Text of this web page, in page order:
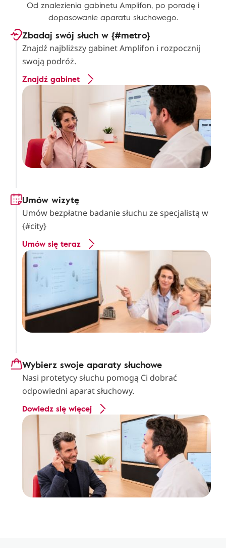
Od znalezienia gabinetu Amplifon, po poradę i
dopasowanie aparatu słuchowego.
Zbadaj swój słuch w {#metro}
Znajdź najbliższy gabinet Amplifon i rozpocznij
swoją podróż.
Znajdź gabinet
Umów wizytę
Umów bezpłatne badanie słuchu ze specjalistą w
{#city}
Umów się teraz
Wybierz swoje aparaty słuchowe
Nasi protetycy słuchu pomogą Ci dobrać
odpowiedni aparat słuchowy.
Dowiedz się więcej